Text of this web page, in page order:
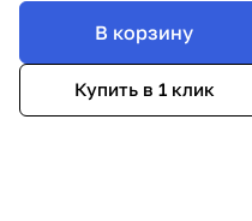
В корзину
Купить в 1 клик